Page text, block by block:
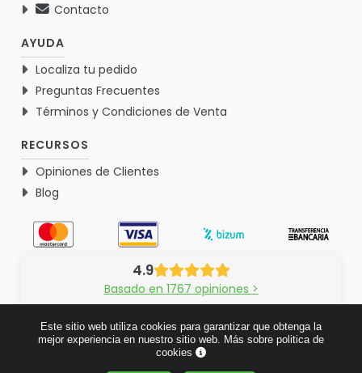
Contacto
AYUDA
Localiza tu pedido
Preguntas Frecuentes
Términos y Condiciones de Venta
RECURSOS
Opiniones de Clientes
Blog
4.9
Basado en 1767 opiniones >
Este sitio web utiliza cookies para garantizar que obtenga la
mejor experiencia en nuestro sitio web. Más sobre politica de
cookies